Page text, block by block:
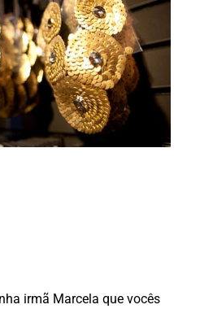
irmã Marcela que vocês